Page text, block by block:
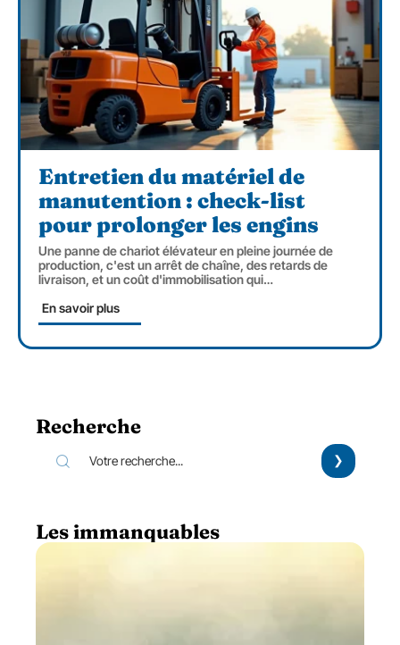
Entretien du matériel de
manutention : check-list
pour prolonger les engins
Une panne de chariot élévateur en pleine journée de
production, c'est un arrêt de chaîne, des retards de
livraison, et un coût d'immobilisation qui…
En savoir plus
Recherche
Les immanquables